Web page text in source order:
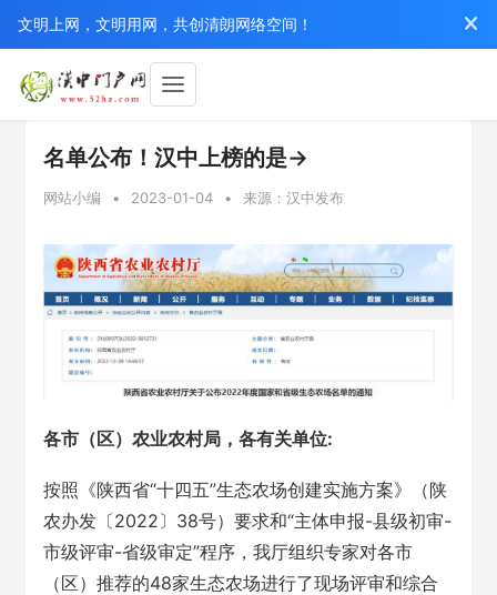
文明上网，文明用网，共创清朗网络空间！
名单公布！汉中上榜的是→
网站小编 • 2023-01-04 • 来源：汉中发布
各市（区）农业农村局，各有关单位:
按照《陕西省“十四五”生态农场创建实施方案》（陕
农办发〔2022〕38号）要求和“主体申报-县级初审-
市级评审-省级审定”程序，我厅组织专家对各市
（区）推荐的48家生态农场进行了现场评审和综合